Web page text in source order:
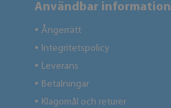
Användbar information
● Ångerrätt
● Integritetspolicy
● Leverans
● Betalningar
● Klagomål och returer